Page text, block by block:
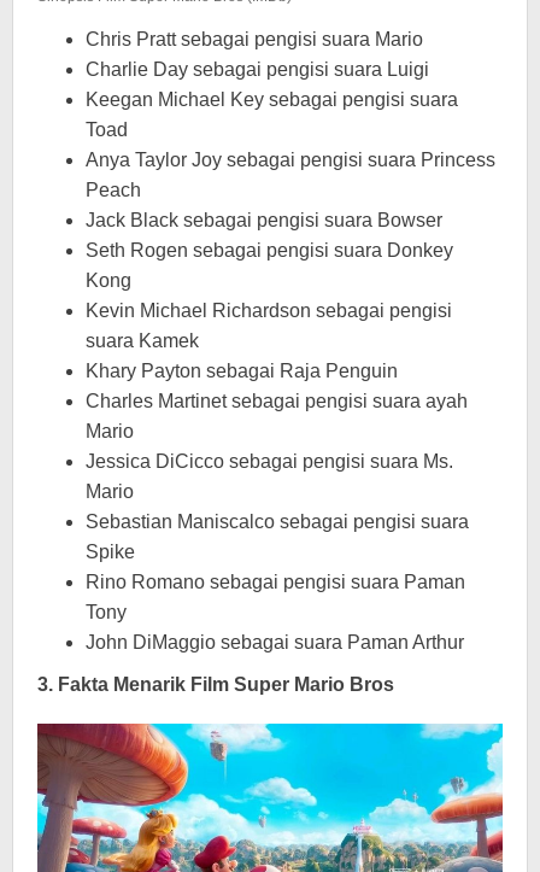
Chris Pratt sebagai pengisi suara Mario
Charlie Day sebagai pengisi suara Luigi
Keegan Michael Key sebagai pengisi suara
Toad
Anya Taylor Joy sebagai pengisi suara Princess
Peach
Jack Black sebagai pengisi suara Bowser
Seth Rogen sebagai pengisi suara Donkey
Kong
Kevin Michael Richardson sebagai pengisi
suara Kamek
Khary Payton sebagai Raja Penguin
Charles Martinet sebagai pengisi suara ayah
Mario
Jessica DiCicco sebagai pengisi suara Ms.
Mario
Sebastian Maniscalco sebagai pengisi suara
Spike
Rino Romano sebagai pengisi suara Paman
Tony
John DiMaggio sebagai suara Paman Arthur
3. Fakta Menarik Film Super Mario Bros